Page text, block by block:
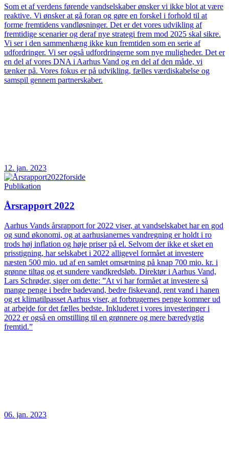
Som et af verdens førende vandselskaber ønsker vi ikke blot at være
reaktive. Vi ønsker at gå foran og gøre en forskel i forhold til at
forme fremtidens vandløsninger. Det er det vores udvikling af
fremtidige scenarier og deraf nye strategi frem mod 2025 skal sikre.
Vi ser i den sammenhæng ikke kun fremtiden som en serie af
udfordringer. Vi ser også udfordringerne som nye muligheder. Det er
en del af vores DNA i Aarhus Vand og en del af den måde, vi
tænker på. Vores fokus er på udvikling, fælles værdiskabelse og
samspil gennem partnerskaber.
12. jan. 2023
Publikation
Årsrapport 2022
Aarhus Vands årsrapport for 2022 viser, at vandselskabet har en god
og sund økonomi, og at aarhusianernes vandregning er holdt i ro
trods høj inflation og høje priser på el. Selvom der ikke et sket en
prisstigning, har selskabet i 2022 alligevel formået at investere
næsten 500 mio. ud af en samlet omsætning på knap 700 mio. kr. i
grønne tiltag og et sundere vandkredsløb. Direktør i Aarhus Vand,
Lars Schrøder, siger om dette: ”At vi har formået at investere så
mange penge i bedre badevand, bedre fiskevand, rent vand i hanen
og et klimatilpasset Aarhus viser, at forbrugernes penge kommer ud
at arbejde for det fælles bedste. Inkluderet i vores investeringer i
2022 er også en omstilling til en grønnere og mere bæredygtig
fremtid.”
06. jan. 2023